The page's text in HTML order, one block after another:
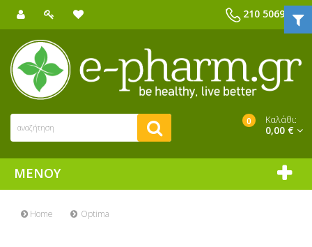
210 5069039
0 Καλάθι:
0,00 €
ΜΕΝΟΎ
Home Optima